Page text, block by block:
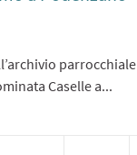
parrocchiale
Caselle a...